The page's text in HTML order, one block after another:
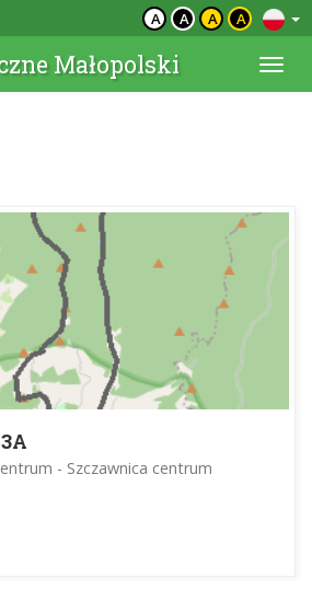
A A A A
Małopolski
- Szczawnica centrum